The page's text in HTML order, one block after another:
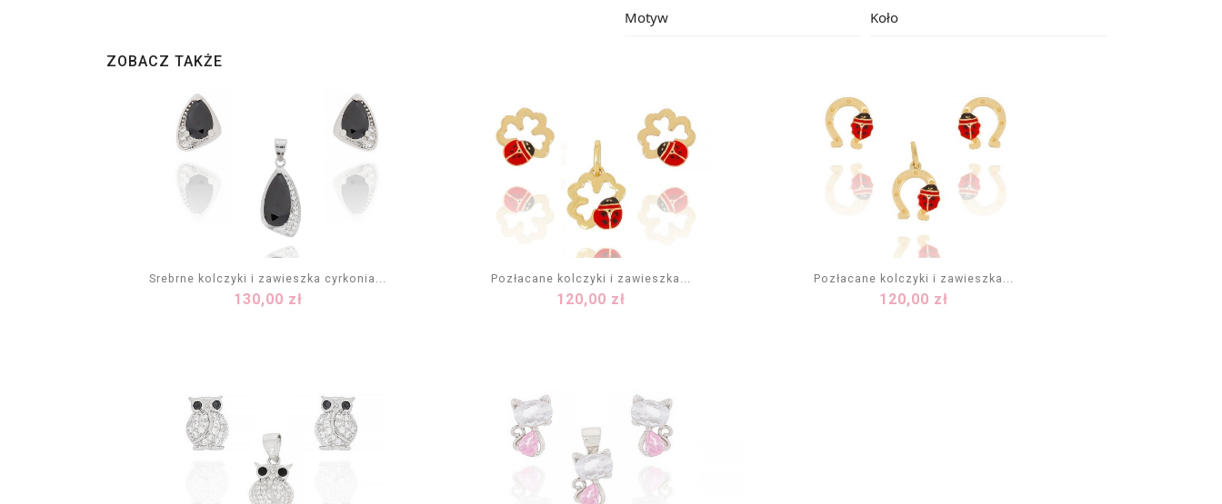
Motyw Koło
ZOBACZ TAKŻE
Srebrne kolczyki i zawieszka cyrkonia...
Cena
130,00 zł
DODAJ DO KOSZYKA
Pozłacane kolczyki i zawieszka...
Cena
120,00 zł
DODAJ DO KOSZYKA
Pozłacane kolczyki i zawieszka...
Cena
120,00 zł
DODAJ DO KOSZYKA